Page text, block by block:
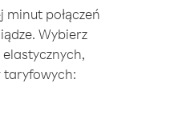
minut połączeń
Wybierz